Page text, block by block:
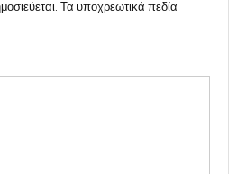
Τα υποχρεωτικά πεδία